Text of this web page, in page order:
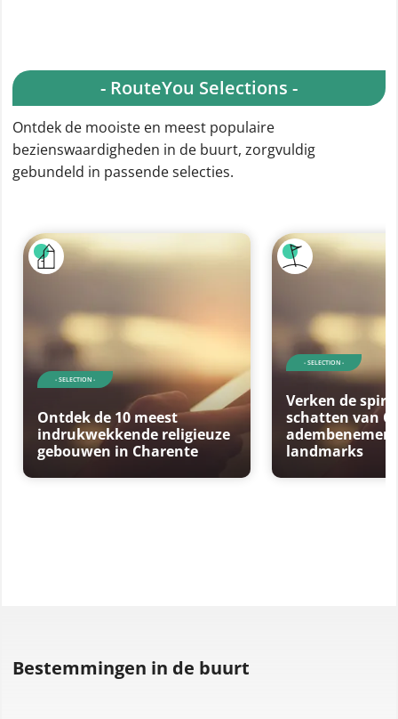
- RouteYou Selections -
Ontdek de mooiste en meest populaire
bezienswaardigheden in de buurt, zorgvuldig
gebundeld in passende selecties.
- SELECTION -
Ontdek de 10 meest
indrukwekkende religieuze
gebouwen in Charente
- SELECTION -
Verken de
schatten van
landmarks
Bestemmingen in de buurt